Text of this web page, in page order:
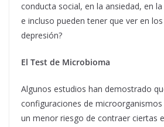
conducta social, en la ansiedad, en
e incluso pueden tener que ver en
depresión?
El Test de Microbioma
Algunos estudios han demostrado
configuraciones de
un menor riesgo de contraer ciertas